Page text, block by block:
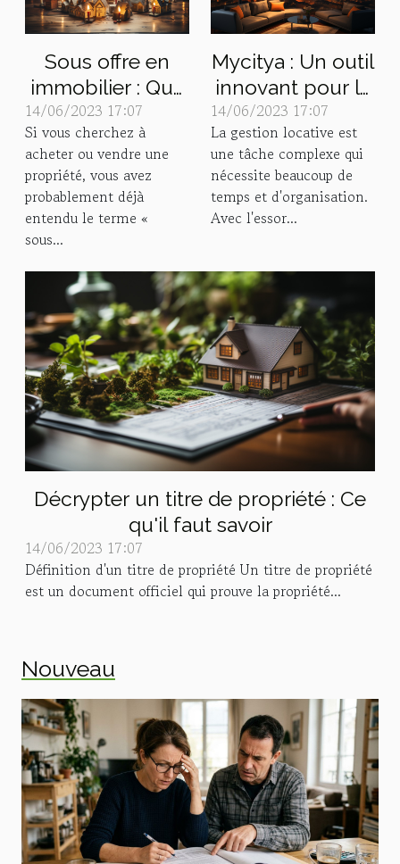
Sous offre en
immobilier : Que
signifie vraiment
ce terme ?
14/06/2023 17:07
Si vous cherchez à
acheter ou vendre une
propriété, vous avez
probablement déjà
entendu le terme «
sous...
Mycitya : Un outil
innovant pour la
gestion
immobilière
14/06/2023 17:07
La gestion locative est
une tâche complexe qui
nécessite beaucoup de
temps et d'organisation.
Avec l'essor...
Décrypter un titre de propriété : Ce
qu'il faut savoir
14/06/2023 17:07
Définition d'un titre de propriété Un titre de propriété
est un document officiel qui prouve la propriété...
Nouveau